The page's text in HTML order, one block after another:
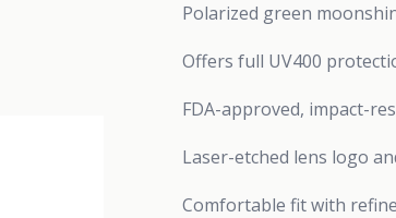
Polarized green
Offers full UV400
FDA-approved, impact-
Laser-etched lens logo
Comfortable fit with